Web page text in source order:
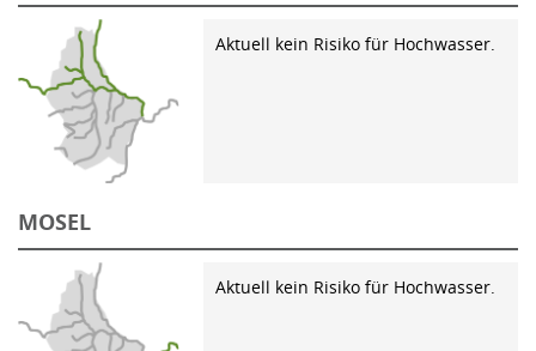
Aktuell kein Risiko für Hochwasser.
MOSEL
Aktuell kein Risiko für Hochwasser.